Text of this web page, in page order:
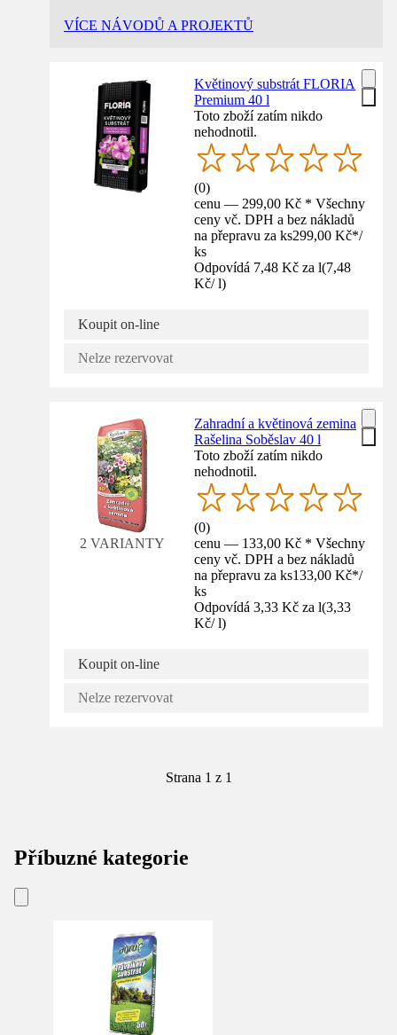
VÍCE NÁVODŮ A PROJEKTŮ
Květinový substrát FLORIA
Premium 40 l
Toto zboží zatím nikdo
nehodnotil.
(0)
cenu — 299,00 Kč * Všechny
ceny vč. DPH a bez nákladů
na přepravu za ks299,00 Kč*/
ks
Odpovídá 7,48 Kč za l(7,48
Kč/ l)
Koupit on-line
Nelze rezervovat
2 VARIANTY
Zahradní a květinová zemina
Rašelina Soběslav 40 l
Toto zboží zatím nikdo
nehodnotil.
(0)
cenu — 133,00 Kč * Všechny
ceny vč. DPH a bez nákladů
na přepravu za ks133,00 Kč*/
ks
Odpovídá 3,33 Kč za l(3,33
Kč/ l)
Koupit on-line
Nelze rezervovat
Strana 1 z 1
Příbuzné kategorie